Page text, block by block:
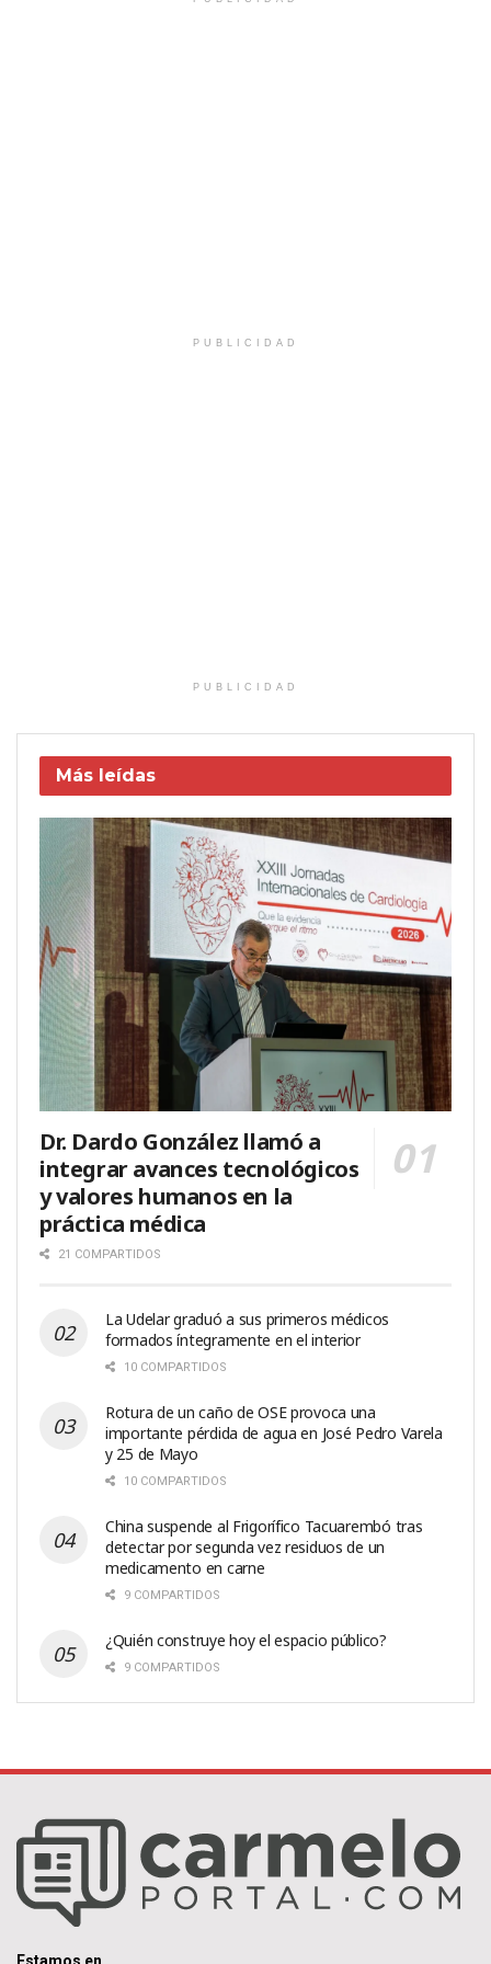
PUBLICIDAD
PUBLICIDAD
Más leídas
Dr. Dardo González llamó a
integrar avances tecnológicos
y valores humanos en la
práctica médica
21 COMPARTIDOS
La Udelar graduó a sus primeros médicos
formados íntegramente en el interior
10 COMPARTIDOS
Rotura de un caño de OSE provoca una
importante pérdida de agua en José Pedro Varela
y 25 de Mayo
10 COMPARTIDOS
China suspende al Frigorífico Tacuarembó tras
detectar por segunda vez residuos de un
medicamento en carne
9 COMPARTIDOS
¿Quién construye hoy el espacio público?
9 COMPARTIDOS